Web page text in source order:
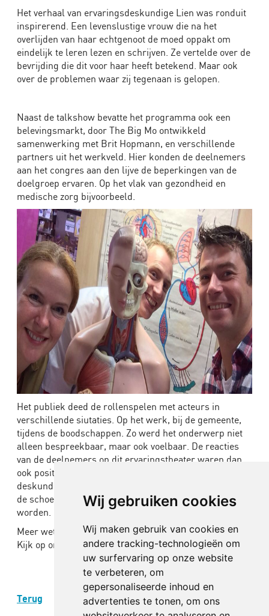
Wij gebruiken cookies
Wij maken gebruik van cookies en
andere tracking-technologieën om
uw surfervaring op onze website
te verbeteren, om
gepersonaliseerde inhoud en
advertenties te tonen, om ons
Het verhaal van ervaringsdeskundige Lien was ronduit
inspirerend. Een levenslustige vrouw die na het
overlijden van haar echtgenoot de moed oppakt om
eindelijk te leren lezen en schrijven. Ze vertelde over de
bevrijding die dit voor haar heeft betekend. Maar ook
over de problemen waar zij tegenaan is gelopen.
Naast de talkshow bevatte het programma ook een
belevingsmarkt, door The Big Mo ontwikkeld
samenwerking met Brit Hopmann, en verschillende
partners uit het werkveld. Hier konden de deelnemers
aan het congres aan den lijve de beperkingen van de
doelgroep ervaren. Op het vlak van gezondheid en
medische zorg bijvoorbeeld.
Het publiek deed de rollenspelen met acteurs in
verschillende siutaties. Op het werk, bij de gemeente,
tijdens de boodschappen. Zo werd het onderwerp niet
alleen bespreekbaar, maar ook voelbaar. De reacties
van de deelnemers op dit ervaringstheater waren dan
ook positief. Het was voor veel mensen, zelfs de
deskundigen, een eye opener om door onze acteurs in
de schoenen van een laaggeletterde geplaatst te
worden.
Meer weten over bedrijfstheater voor uw bijeenkomst?
Kijk op onze paginabedrijfstheater
Terug